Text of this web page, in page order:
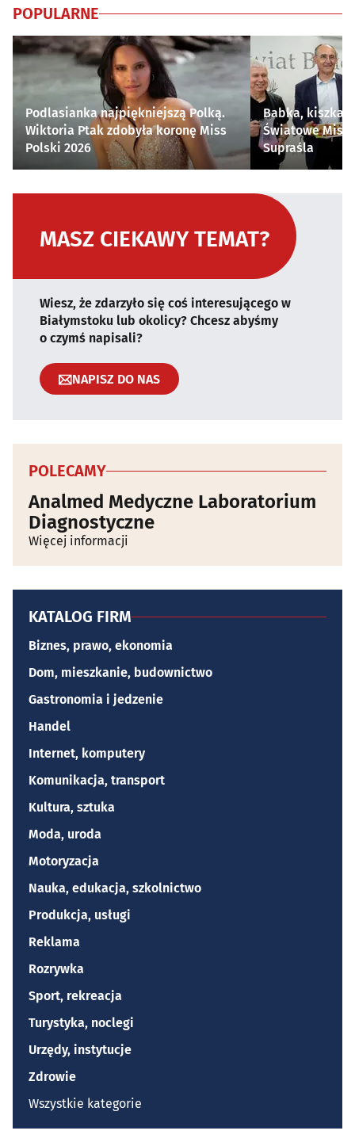
POPULARNE
Podlasianka najpiękniejszą Polką.
Wiktoria Ptak zdobyła koronę Miss
Polski 2026
Babka, kiszka i
Światowe
Supraśla
MASZ CIEKAWY TEMAT?
Wiesz, że zdarzyło się coś interesującego w
Białymstoku lub okolicy? Chcesz abyśmy
o czymś napisali?
NAPISZ DO NAS
POLECAMY
Analmed Medyczne Laboratorium
Diagnostyczne
Więcej informacji
KATALOG FIRM
Biznes, prawo, ekonomia
Dom, mieszkanie, budownictwo
Gastronomia i jedzenie
Handel
Internet, komputery
Komunikacja, transport
Kultura, sztuka
Moda, uroda
Motoryzacja
Nauka, edukacja, szkolnictwo
Produkcja, usługi
Reklama
Rozrywka
Sport, rekreacja
Turystyka, noclegi
Urzędy, instytucje
Zdrowie
Wszystkie kategorie